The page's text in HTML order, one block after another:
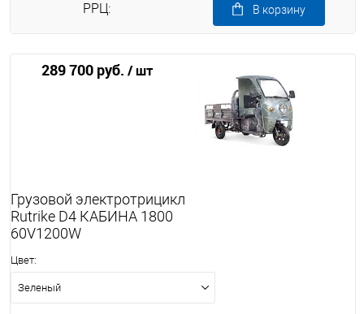
РРЦ:
289 700 руб. / шт
В корзину
Грузовой электротрицикл
Rutrike D4 КАБИНА 1800
60V1200W
Цвет:
Зеленый